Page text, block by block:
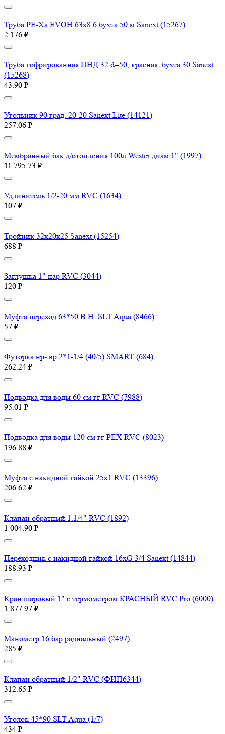
Труба PE-Xa EVOH 63x8,6 бухта 50 м Sanext (15267)
2 176 ₽
Труба гофрированная ПНД 32 d=50, красная, бухта 30 Sanext
(15268)
43.90 ₽
Угольник 90 град. 20-20 Sanext Lite (14121)
257.06 ₽
Мембранный бак д/отопления 100л Wester диам 1" (1997)
11 795.73 ₽
Удлинитель 1/2-20 мм RVC (1634)
107 ₽
Тройник 32х20х25 Sanext (15254)
688 ₽
Заглушка 1" нар RVC (3044)
120 ₽
Муфта переход 63*50 В.Н. SLT Aqua (8466)
57 ₽
Футорка нр- вр 2*1-1/4 (40/5) SMART (684)
262.24 ₽
Подводка для воды 60 см гг RVC (7988)
95.01 ₽
Подводка для воды 120 см гг PEX RVC (8023)
196.88 ₽
Муфта с накидной гайкой 25х1 RVC (13396)
206.62 ₽
Клапан обратный 1.1/4" RVC (1892)
1 004.90 ₽
Переходник с накидной гайкой 16хG 3/4 Sanext (14844)
188.93 ₽
Кран шаровый 1" с термометром КРАСНЫЙ RVC Pro (6000)
1 877.97 ₽
Манометр 16 бар радиальный (2497)
285 ₽
Клапан обратный 1/2" RVC (ФИП6344)
312.65 ₽
Уголок 45*90 SLT Aqua (1/7)
434 ₽